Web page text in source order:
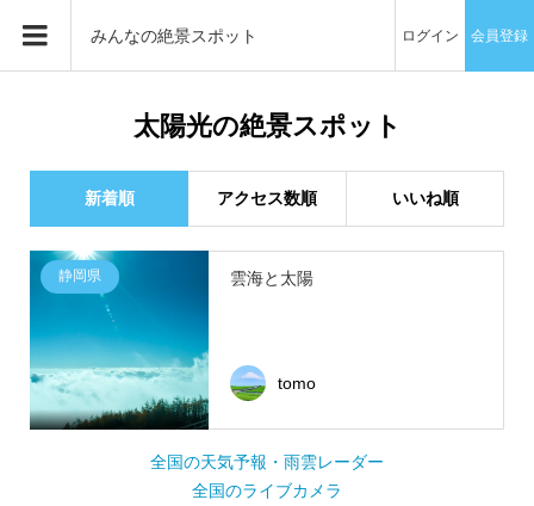
みんなの絶景スポット ログイン 会員登録
太陽光の絶景スポット
新着順 アクセス数順 いいね順
静岡県 雲海と太陽
tomo
全国の天気予報・雨雲レーダー
全国のライブカメラ